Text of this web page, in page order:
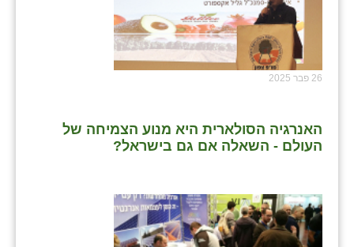
26 פבר 2025
האנרגיה הסולארית היא מנוע הצמיחה של
העולם - השאלה אם גם בישראל?
תלמי יוסף
בוסתן הגליל